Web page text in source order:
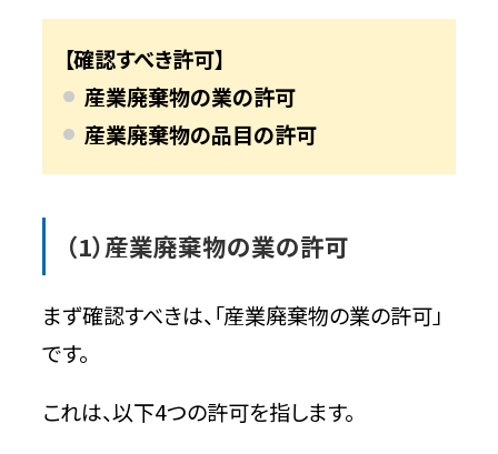
問い合わせ時の基本情報
株式会社総合整備【東京の優良業者】
特徴
問い合わせ時の基本情報
問い合わせ時の基本情報
【確認すべき許可】
産業廃棄物の業の許可
産業廃棄物の品目の許可
（1）産業廃棄物の業の許可
まず確認すべきは、「産業廃棄物の業の許可」
です。
これは、以下4つの許可を指します。